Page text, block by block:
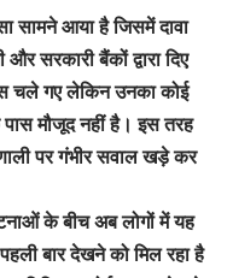
सामने आया है जिसमें दावा
सरकारी बैंकों द्वारा दिए
चले गए लेकिन उनका कोई
पास मौजूद नहीं है। इस तरह
पर गंभीर सवाल खड़े कर
के बीच अब लोगों में यह
बार देखने को मिल रहा है